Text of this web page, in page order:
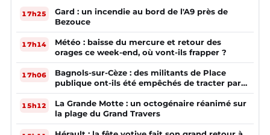
17h25
Gard : un incendie au bord de l'A9 près de
Bezouce
17h14
Météo : baisse du mercure et retour des
orages ce week-end, où vont-ils frapper ?
17h06
Bagnols-sur-Cèze : des militants de Place
publique ont-ils été empêchés de tracter par
la mairie ?
15h12
La Grande Motte : un octogénaire réanimé sur
la plage du Grand Travers